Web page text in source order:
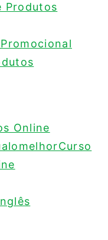
Produtos
Online